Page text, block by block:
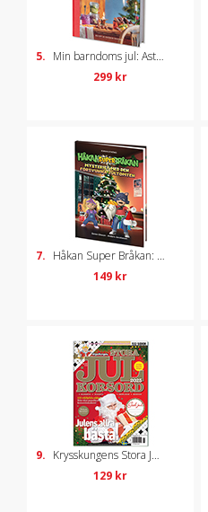
5. Min barndoms jul: Astrid Lindgrens julkokbok
299 kr
7. Håkan Super Bråkan: Mysteriet med den försvunna jultomten
149 kr
9. Krysskungens Stora Julkorsord 2025
129 kr